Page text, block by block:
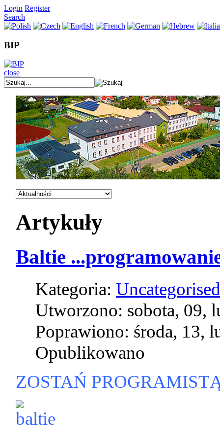
Login Register
Search
BIP
close
Artykuły
Baltie
Kategoria:
Utworzono: sobota, 09,
Poprawiono: środa, 13,
Opublikowano
ZOSTAŃ